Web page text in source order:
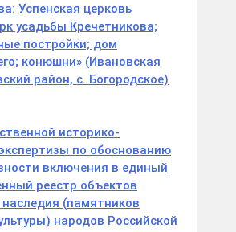
Успенская церковь
усадьбы Кречетникова;
постройки; дом
конюшни» (Ивановская
район, с. Богородское)
историко-
по обоснованию
включения в единый
реестр объектов
наследия (памятников
народов Российской